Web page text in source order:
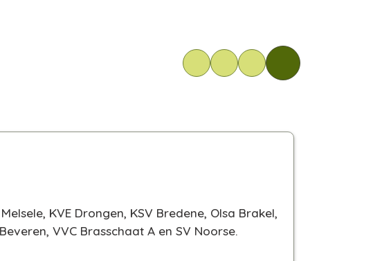
KVE Drongen, KSV Bredene, Olsa Brakel,
VVC Brasschaat A en SV Noorse.